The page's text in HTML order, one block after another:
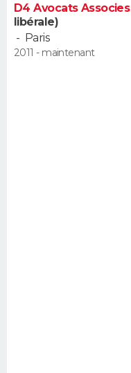
D4 Avocats Associes
libérale)
- Paris
2011 - maintenant